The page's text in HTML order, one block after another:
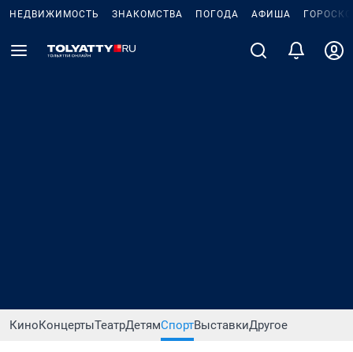
НЕДВИЖИМОСТЬ ЗНАКОМСТВА ПОГОДА АФИША
КиноКонцертыТеатрДетямСпортВыставкиДругое